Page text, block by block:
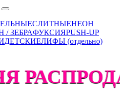
СЛИТНЫЕНЕОН
ЗЕБРАФУКСИЯPUSH-UP
ДЕТСКИЕЛИФЫ (отдельно)